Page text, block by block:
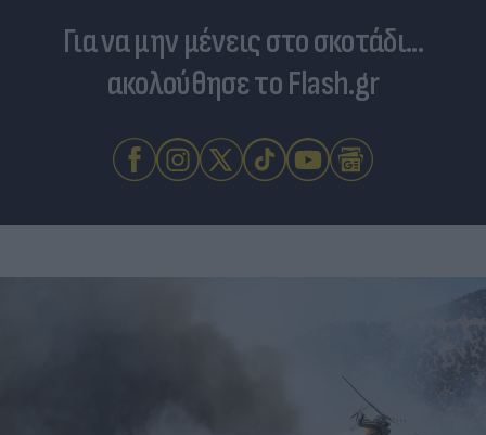
Για να μην μένεις στο σκοτάδι...
ακολούθησε το Flash.gr